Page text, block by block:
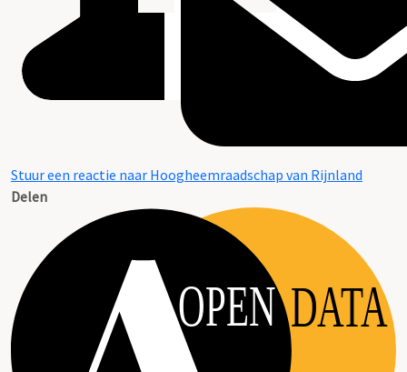
Stuur een reactie naar Hoogheemraadschap van Rijnland
Delen
OPEN DATA